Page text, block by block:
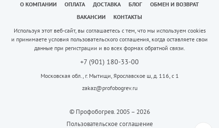
О КОМПАНИИ ОПЛАТА ДОСТАВКА БЛОГ
ОБМЕН И ВОЗВРАТ
ВАКАНСИИ
КОНТАКТЫ
Используя этот веб-сайт, вы соглашаетесь с тем, что мы используем cookies
и принимаете условия пользовательского соглашения, когда оставляете свои
данные при регистрации и во всех формах обратной связи.
+7 (901) 180-33-00
Московская обл., г. Мытищи, Ярославское ш, д. 116, с 1
zakaz@profobogrev.ru
© Профобогрев. 2005 – 2026
Пользовательское соглашение